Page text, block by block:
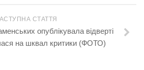
СТАТТЯ
опублікувала відверті
на шквал критики (ФОТО)